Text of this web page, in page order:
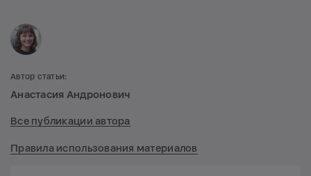
Автор статьи:
Анастасия Андронович
Все публикации автора
Правила использования материалов